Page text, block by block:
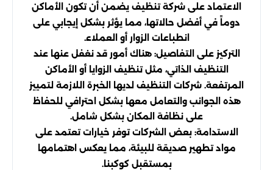
الاعتماد على شركة تنظيف يضمن أن تكون الأماكن
دوماً في أفضل حالاتها، مما يؤثر بشكل إيجابي على
انطباعات الزوار أو العملاء.
التركيز على التفاصيل: هناك أمور قد نغفل عنها عند
التنظيف الذاتي، مثل تنظيف الزوايا أو الأماكن
المرتفعة. شركات التنظيف لديها الخبرة اللازمة لتمييز
هذه الجوانب والتعامل معها بشكل احترافي للحفاظ
على نظافة المكان بشكل شامل.
الاستدامة: بعض الشركات توفر خيارات تعتمد على
مواد تطهير صديقة للبيئة، مما يعكس اهتمامها
بمستقبل كوكبنا.